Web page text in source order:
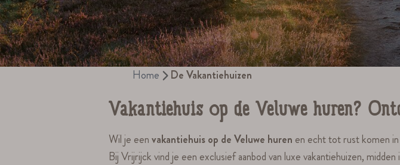
Home De Vakantiehuizen
Vakantiehuis op de Veluwe huren?
Wil je eenvakantiehuis op de Veluwe huren en echt tot rust komen
Bij Vrijrijck vind je een exclusief aanbod van luxe vakantiehuizen,